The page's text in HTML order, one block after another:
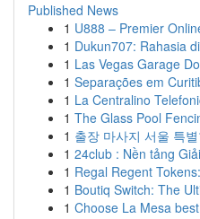
Published News
1 U888 – Premier
1 Dukun707: Rahasia
1 Las Vegas Garage
1 Separações em
1 La Centralino
1 The Glass Pool
1 출장 마사지 서울 특
1 24club : Nền tảng
1 Regal Regent
1 Boutiq Switch: The
1 Choose La Mesa